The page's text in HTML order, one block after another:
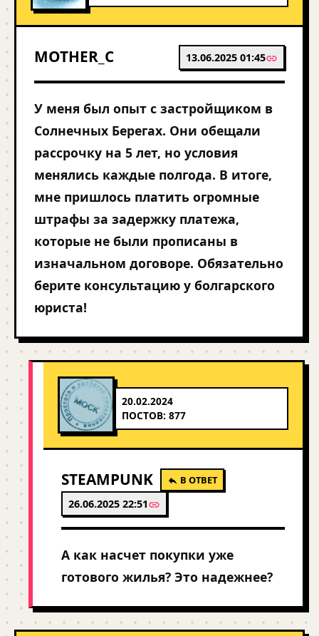
MOTHER_C 13.06.2025 01:45
У меня был опыт с застройщиком в
Солнечных Берегах. Они обещали
рассрочку на 5 лет, но условия
менялись каждые полгода. В итоге,
мне пришлось платить огромные
штрафы за задержку платежа,
которые не были прописаны в
изначальном договоре. Обязательно
берите консультацию у болгарского
юриста!
20.02.2024
ПОСТОВ: 877
STEAMPUNK В ОТВЕТ
26.06.2025 22:51
А как насчет покупки уже
готового жилья? Это надежнее?